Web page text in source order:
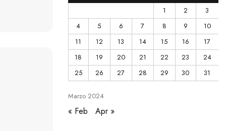
Marzo2024
1
2
3
4
5 6 7 8 9
10
11
12 13 14 15 16
17
18
19 20 21 22 23
24
25
26 27 28 29 30 31
« Feb Apr »